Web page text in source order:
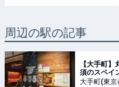
周辺の駅の記事
【大手町
須のスペイ
大手町(東京